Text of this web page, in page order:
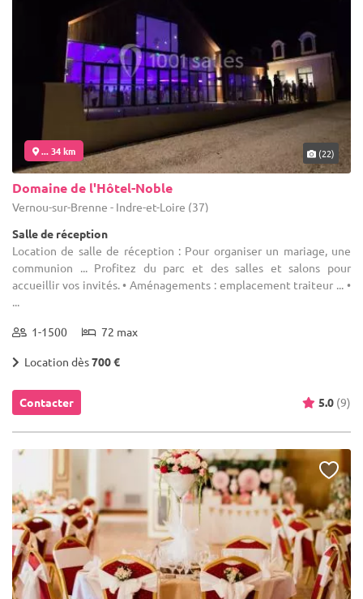
... 34 km (22)
Domaine de l'Hôtel-Noble
Vernou-sur-Brenne - Indre-et-Loire (37)
Salle de réception
Location de salle de réception : Pour organiser un mariage, une
communion ... Profitez du parc et des salles et salons pour
accueillir vos invités. • Aménagements : emplacement traiteur ... •
1-1500 72 max
Location dès700 €
Contacter 5.0 (9)